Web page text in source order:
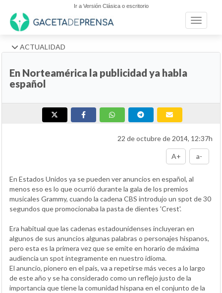
Ir a Versión Clásica o escritorio
Toggle
ACTUALIDAD
En Norteamérica la publicidad ya habla
español
22 de octubre de 2014, 12:37h
A+ a-
En Estados Unidos ya se pueden ver anuncios en español, al
menos eso es lo que ocurrió durante la gala de los premios
musicales Grammy, cuando la cadena CBS introdujo un spot de 30
segundos que promocionaba la pasta de dientes 'Crest'.
Era habitual que las cadenas estadounidenses incluyeran en
algunos de sus anuncios algunas palabras o personajes hispanos,
pero esta es la primera vez que se emite en horario de máxima
audiencia un spot íntegramente en nuestro idioma.
El anuncio, pionero en el país, va a repetirse más veces a lo largo
de este año y se ha considerado como un reflejo justo de la
importancia que tiene la comunidad hispana en el conjunto de la